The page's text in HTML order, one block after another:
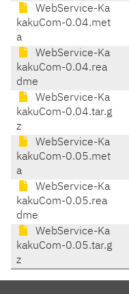
WebService-Ka
kakuCom-0.04.met
a
WebService-Ka
kakuCom-0.04.rea
dme
WebService-Ka
kakuCom-0.04.tar.g
z
WebService-Ka
kakuCom-0.05.met
a
WebService-Ka
kakuCom-0.05.rea
dme
WebService-Ka
kakuCom-0.05.tar.g
z